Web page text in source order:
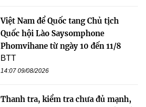
Việt Nam để Quốc tang Chủ tịch
Quốc hội Lào Saysomphone
Phomvihane từ ngày 10 đến 11/8
BTT
14:07 09/08/2026
Thanh tra, kiểm tra chưa đủ mạnh,